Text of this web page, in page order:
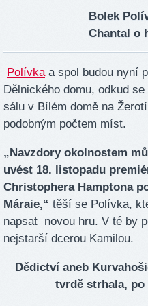
Bolek
Chantal o
Polívkaa spol budou nyní
Dělnického domu, odkud
sálu v Bílém domě na
podobným počtem míst.
„Navzdory okolnostem
uvést 18. listopadu
Christophera Hamptona
Máraie,“ těší se Polívka,
napsat novou hru. V té by
nejstarší dcerou Kamilou.
Dědictví aneb
tvrdě strhala, po